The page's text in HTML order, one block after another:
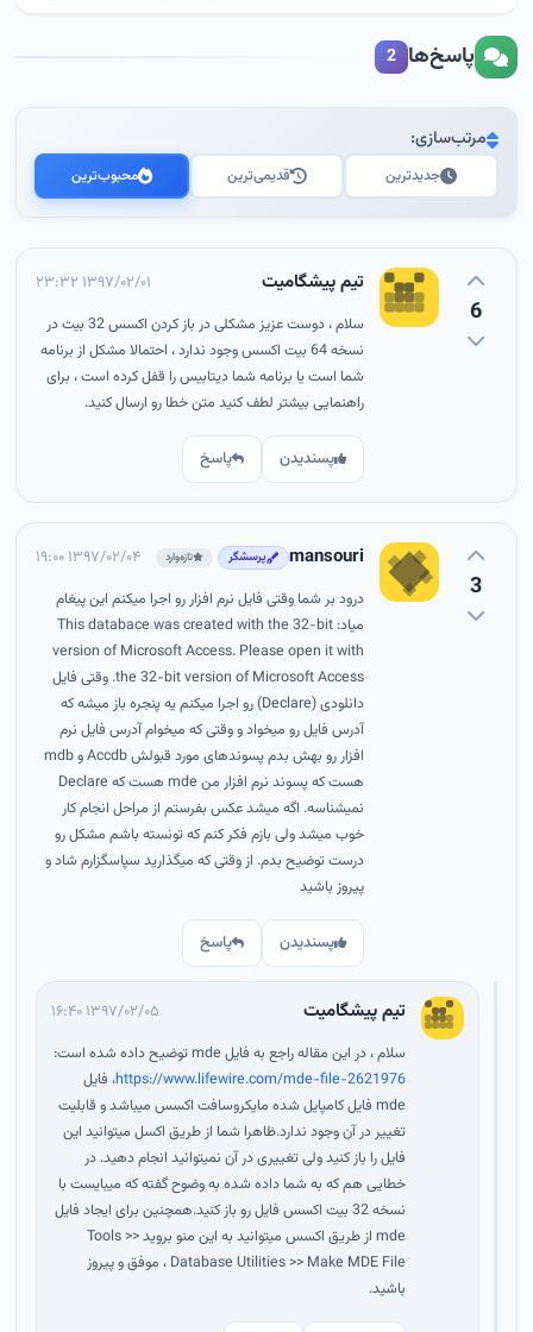
پاسخ‌ها 2
مرتب‌سازی:
جدیدترین قدیمی‌ترین محبوب‌ترین
6
تیم پیشگامیت
۱۳۹۷/۰۲/۰۱ ۲۳:۳۲
سلام ، دوست عزیز مشکلی در باز کردن اکسس 32 بیت در
نسخه 64 بیت اکسس وجود ندارد ، احتمالا مشکل از برنامه
شما است یا برنامه شما دیتابیس را قفل کرده است ، برای
راهنمایی بیشتر لطف کنید متن خطا رو ارسال کنید.
پسندیدن پاسخ
3
mansouri پرسشگر تازه‌وارد
۱۳۹۷/۰۲/۰۴ ۱۹:۰۰
درود بر شما وقتی فایل نرم افزار رو اجرا میکنم این پیغام
میاد: This databace was created with the 32-bit
version of Microsoft Access. Please open it with
the 32-bit version of Microsoft Access. وقتی فایل
دانلودی (Declare) رو اجرا میکنم یه پنجره باز میشه که
آدرس فایل رو میخواد و وقتی که میخوام آدرس فایل نرم
افزار رو بهش بدم پسوندهای مورد قبولش Accdb و mdb
هست که پسوند نرم افزار من mde هست که Declare
نمیشناسه. اگه میشد عکس بفرستم از مراحل انجام کار
خوب میشد ولی بازم فکر کنم که تونسته باشم مشکل رو
درست توضیح بدم. از وقتی که میگذارید سپاسگزارم شاد و
پیروز باشید
پسندیدن پاسخ
تیم پیشگامیت
۱۳۹۷/۰۲/۰۵ ۱۶:۴۰
سلام ، در این مقاله راجع به فایل mde توضیح داده شده است:
https://www.lifewire.com/mde-file-2621976، فایل
mde فایل کامپایل شده مایکروسافت اکسس میباشد و قابلیت
تغییر در آن وجود ندارد.ظاهرا شما از طریق اکسل میتوانید این
فایل را باز کنید ولی تغییری در آن نمیتوانید انجام دهید. در
خطایی هم که به شما داده شده به وضوح گفته که میبایست با
نسخه 32 بیت اکسس فایل رو باز کنید.همچنین برای ایجاد فایل
mde از طریق اکسس میتوانید به این منو بروید Tools >>
Database Utilities >> Make MDE File ، موفق و پیروز
باشید.